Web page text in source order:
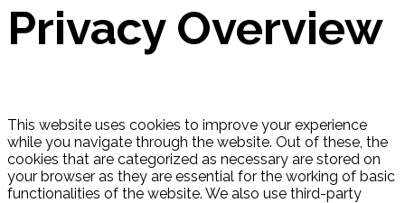
Privacy Overview
This website uses cookies to improve your experience
while you navigate through the website. Out of these, the
cookies that are categorized as necessary are stored on
your browser as they are essential for the working of basic
functionalities of the website. We also use third-party